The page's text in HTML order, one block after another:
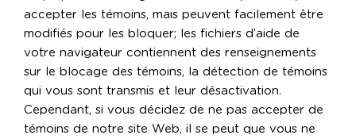
accepter les témoins, mais peuvent facilement être
modifiés pour les bloquer; les fichiers d’aide de
votre navigateur contiennent des renseignements
sur le blocage des témoins, la détection de témoins
qui vous sont transmis et leur désactivation.
Cependant, si vous décidez de ne pas accepter de
témoins de notre site Web, il se peut que vous ne